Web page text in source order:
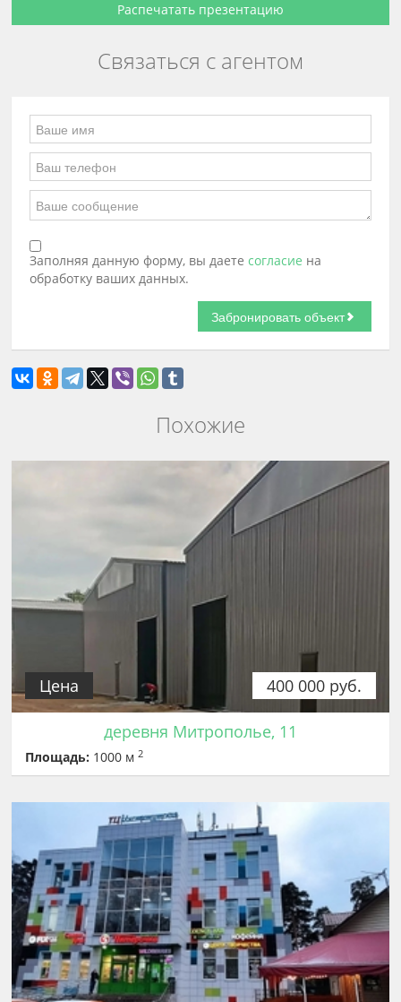
Распечатать презентацию
Связаться с агентом
Заполняя данную форму, вы даетесогласие на
обработку ваших данных.
Похожие
400 000 руб.
Цена
деревня Митрополье, 11
Площадь: 1000 м2